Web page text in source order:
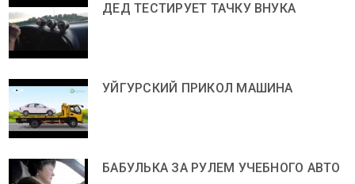
ДЕД ТЕСТИРУЕТ ТАЧКУ ВНУКА
УЙГУРСКИЙ ПРИКОЛ МАШИНА
БАБУЛЬКА ЗА РУЛЕМ УЧЕБНОГО АВТО